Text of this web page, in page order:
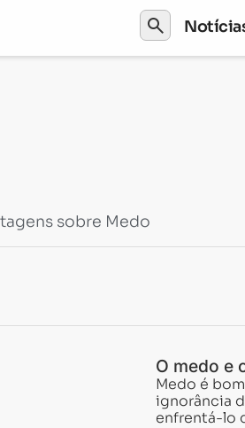
search
sobre Medo
O medo e
Medo é
ignorância
enfrentá-lo